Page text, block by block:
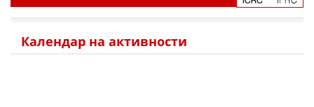
Календар на активности